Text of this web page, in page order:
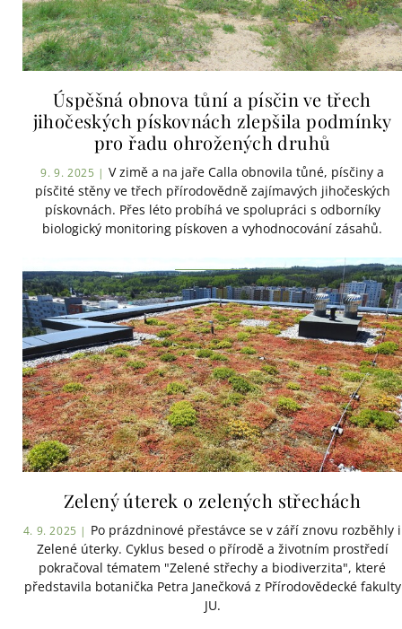
Úspěšná obnova tůní a písčin ve třech
jihočeských pískovnách zlepšila podmínky
pro řadu ohrožených druhů
9. 9. 2025 | V zimě a na jaře Calla obnovila tůné, písčiny a
písčité stěny ve třech přírodovědně zajímavých jihočeských
pískovnách. Přes léto probíhá ve spolupráci s odborníky
biologický monitoring pískoven a vyhodnocování zásahů.
Zelený úterek o zelených střechách
4. 9. 2025 | Po prázdninové přestávce se v září znovu rozběhly i
Zelené úterky. Cyklus besed o přírodě a životním prostředí
pokračoval tématem "Zelené střechy a biodiverzita", které
představila botanička Petra Janečková z Přírodovědecké fakulty
JU.